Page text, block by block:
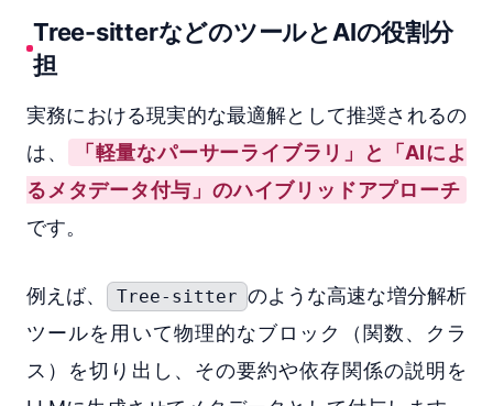
Tree-sitterなどのツールとAIの役割分
担
実務における現実的な最適解として推奨されるの
は、
「軽量なパーサーライブラリ」と「AIによ
るメタデータ付与」のハイブリッドアプローチ
です。
例えば、 Tree-sitter のような高速な増分解析
ツールを用いて物理的なブロック（関数、クラ
ス）を切り出し、その要約や依存関係の説明を